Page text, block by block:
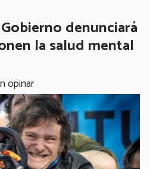
denunciará
la salud mental
opinar